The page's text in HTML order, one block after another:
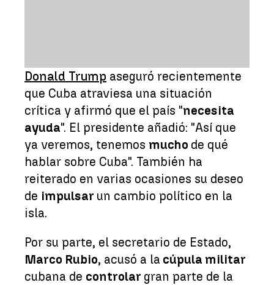
Donald Trump aseguró recientemente
que Cuba atraviesa una situación
crítica y afirmó que el país "necesita
ayuda". El presidente añadió: "Así que
ya veremos, tenemos mucho de qué
hablar sobre Cuba". También ha
reiterado en varias ocasiones su deseo
de impulsar un cambio político en la
isla.
Por su parte, el secretario de Estado,
Marco Rubio, acusó a la cúpula militar
cubana de controlar gran parte de la